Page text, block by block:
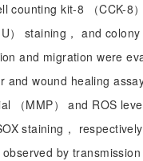
counting kit-8 （CCK-8
） staining， and
and migration were
and wound healing
（MMP） and ROS
staining，
by